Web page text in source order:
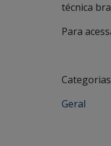
técnica
Para
Geral